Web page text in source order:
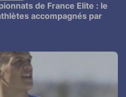
de France Elite : le
accompagnés par